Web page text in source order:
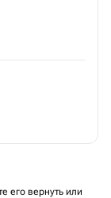
его вернуть или